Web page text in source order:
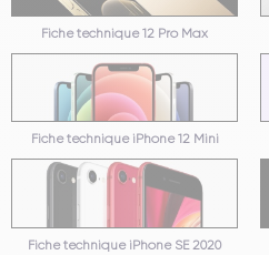
Fiche technique 12 Pro Max
Fiche technique iPhone 12 Mini
Fiche technique iPhone SE 2020